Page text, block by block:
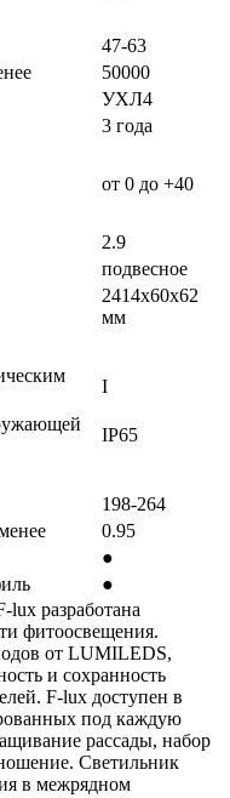
47-63
50000
УХЛ4
3 года
от 0 до +40
2.9
подвесное
2414x60x62
мм
I
IP65
198-264
0.95
●
●
lux разработана
фитоосвещения.
от LUMILEDS,
и сохранность
F-lux доступен в
под каждую
рассады, набор
Светильник
в межрядном